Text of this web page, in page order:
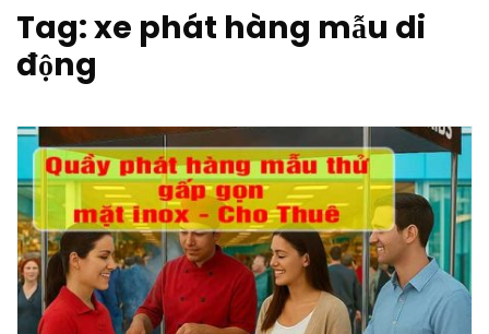
Tag:xe phát hàng mẫu di
động